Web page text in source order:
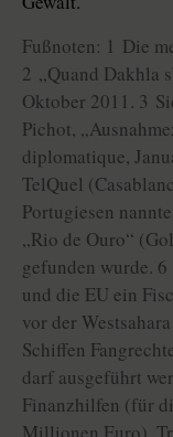
Fußnoten: 1 Die
2 „Quand Dakhla
Oktober 2011. 3
Pichot,
diplomatique,
TelQuel
Portugiesen
„Rio de Ouro“
gefunden wurde.
und die EU ein
vor der
Schiffen
darf ausgeführt
Finanzhilfen (für